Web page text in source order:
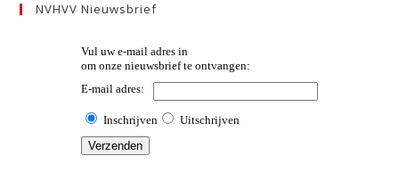
NVHVV Nieuwsbrief